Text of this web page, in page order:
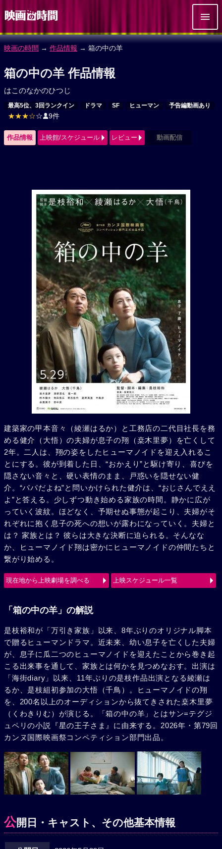
映画の時間 → 作品情報 → 箱の中の羊
箱の中の羊 作品情報
はこのなかのひつじ
最高5位、3回ランクイン ドラマ SF ヒューマン 予告編動画あり
★★★☆☆ 9件
作品情報 上映館/スケジュール レビュー 動画配信
建築家の甲本音々（綾瀬はるか）と工務店の二代目社長を務
める健介（大悟）の夫婦が息子の翔（桒木里夢）を亡くして
2年。二人は、翔の姿をしたヒューマノイドを迎え入れるこ
とにする。彼が到着した日、“おかえり”と駆け寄り、喜びを
隠さない音々と、硬い表情のまま、戸惑いを隠せない健
介。“パパだよね”と問いかけられた健介は、“おじさんでええ
よ”と答える。少しずつ動き始める家族の時間。静かに広が
っていく波紋。ほどなく、予期せぬ事態が起こり、夫婦がそ
れぞれに抱く息子の死への想いが露わになっていく。夫婦と
は？ 家族とは？ 彼らは大きな決断に迫られる。そんなな
か、ヒューマノイド翔は密かにヒューマノイドの仲間たちと
繋がり始める。
現在地から上映劇場を調べる 上映スケジュール一覧
「箱の中の羊」の解説
是枝裕和が「万引き家族」以来、8年ぶりのオリジナル脚本
で贈るヒューマンドラマ。近未来、幼い息子を亡くした夫婦
が、息子に瓜二つのヒューマノイドを迎えたことから巻き起
こる出来事を通して、家族とは何かを見つめなおす。出演は
「海街diary」以来、11年ぶりの是枝作品出演となる綾瀬は
るか、是枝組初参加の大悟（千鳥）。ヒューマノイドの翔
を、200名以上のオーディションから抜てきされた桒木里夢
（くわきりむ）が演じる。「箱の中の羊」とはサン=テグジ
ュペリの小説『星の王子さま』に由来する。2026年・第79回
カンヌ国際映画祭コンペティション部門出品。
公開日・キャスト、その他基本情報